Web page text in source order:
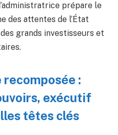
prépare le
des attentes de l’État
grands investisseurs et
:
exécutif
têtes clés